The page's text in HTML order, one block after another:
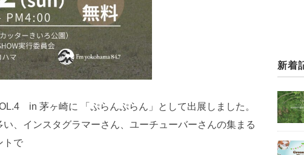
in 茅ヶ崎に 「ぷらんぷらん」として出展しました。
、インスタグラマーさん、ユーチューバーさんの集まる
トで
新着